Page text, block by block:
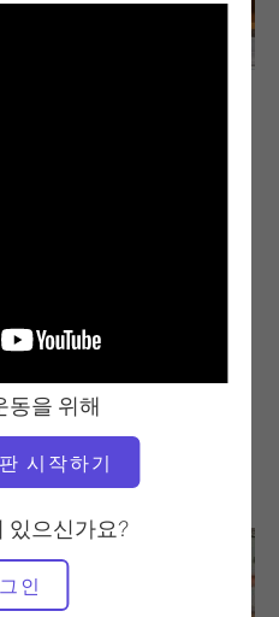
동을 위해
시작하기
있으신가요?
인
기